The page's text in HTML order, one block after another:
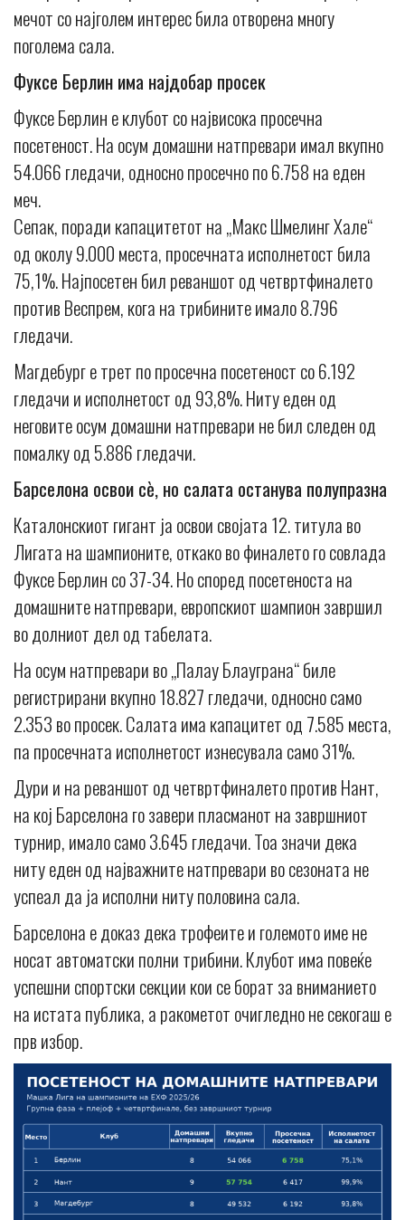
мечот со најголем интерес била отворена многу
поголема сала.
Фуксе Берлин има најдобар просек
Фуксе Берлин е клубот со највисока просечна
посетеност. На осум домашни натпревари имал вкупно
54.066 гледачи, односно просечно по 6.758 на еден
меч.
Сепак, поради капацитетот на „Макс Шмелинг Хале“
од околу 9.000 места, просечната исполнетост била
75,1%. Најпосетен бил реваншот од четвртфиналето
против Веспрем, кога на трибините имало 8.796
гледачи.
Магдебург е трет по просечна посетеност со 6.192
гледачи и исполнетост од 93,8%. Ниту еден од
неговите осум домашни натпревари не бил следен од
помалку од 5.886 гледачи.
Барселона освои сè, но салата останува полупразна
Каталонскиот гигант ја освои својата 12. титула во
Лигата на шампионите, откако во финалето го совлада
Фуксе Берлин со 37-34. Но според посетеноста на
домашните натпревари, европскиот шампион завршил
во долниот дел од табелата.
На осум натпревари во „Палау Блауграна“ биле
регистрирани вкупно 18.827 гледачи, односно само
2.353 во просек. Салата има капацитет од 7.585 места,
па просечната исполнетост изнесувала само 31%.
Дури и на реваншот од четвртфиналето против Нант,
на кој Барселона го завери пласманот на завршниот
турнир, имало само 3.645 гледачи. Тоа значи дека
ниту еден од најважните натпревари во сезоната не
успеал да ја исполни ниту половина сала.
Барселона е доказ дека трофеите и големото име не
носат автоматски полни трибини. Клубот има повеќе
успешни спортски секции кои се борат за вниманието
на истата публика, а ракометот очигледно не секогаш е
прв избор.